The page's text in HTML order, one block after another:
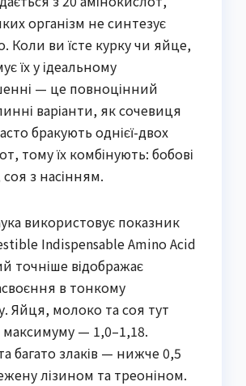
організм не синтезує
Коли ви їсте курку чи яйце,
їх у ідеальному
— це повноцінний
варіанти, як сочевиця
бракують однієї-двох
тому їх комбінують: бобові
з насінням.
використовує показник
Indispensable Amino Acid
точніше відображає
в тонкому
Яйця, молоко та соя тут
максимуму — 1,0–1,18.
багато злаків — нижче 0,5
лізином та треоніном.